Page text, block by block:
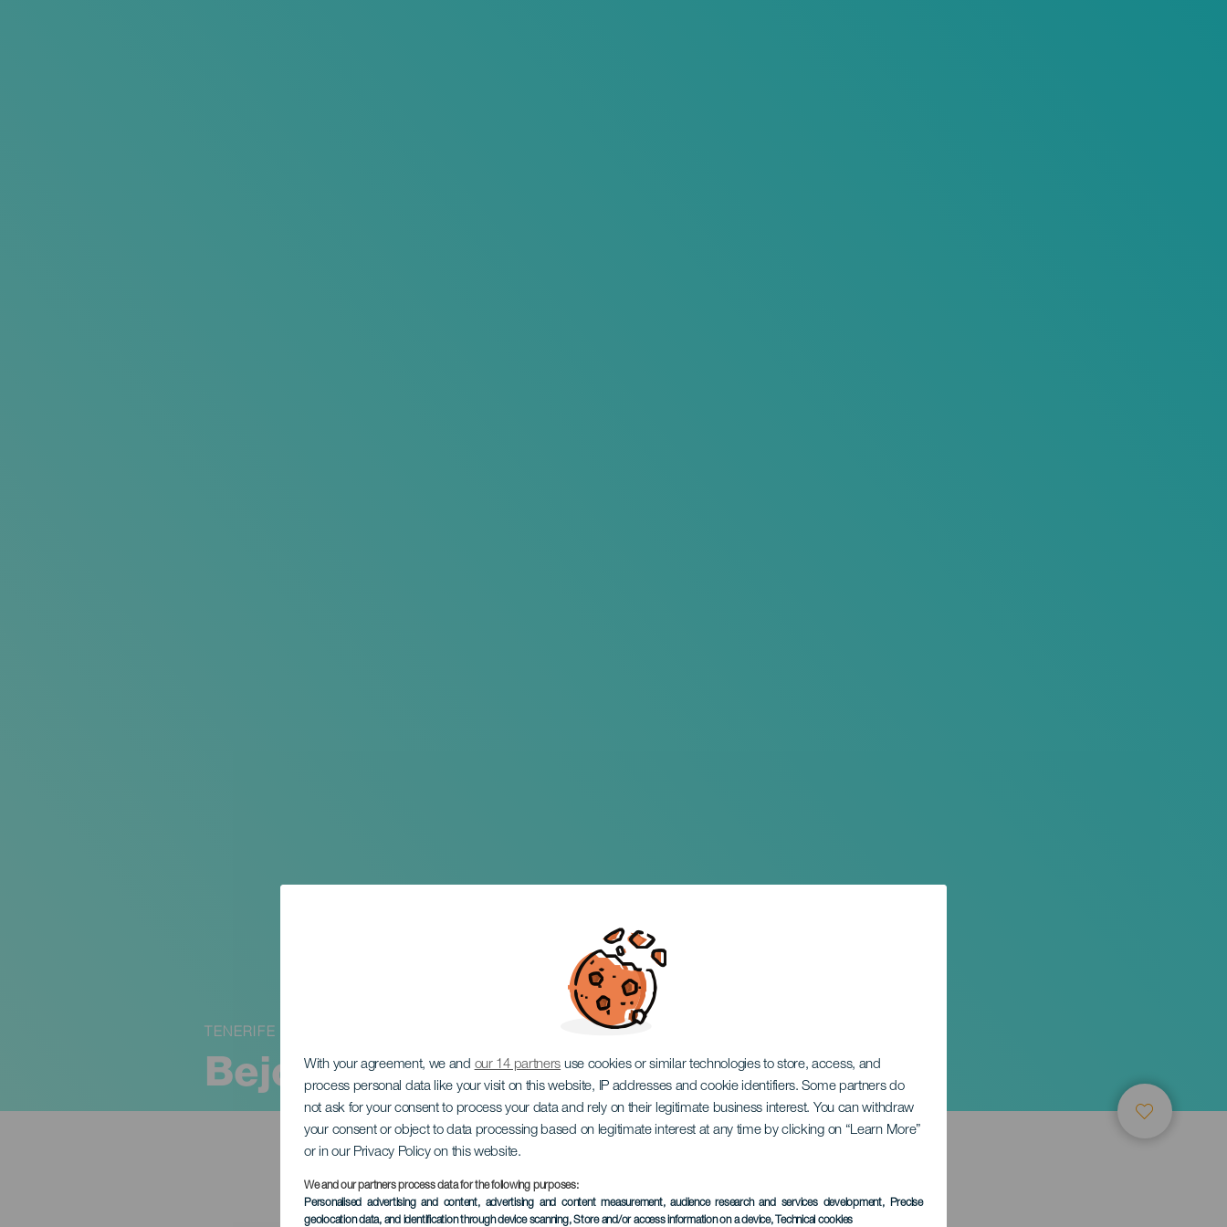
With your agreement, we and our 14 partners use cookies or similar technologies to store, access, and
process personal data like your visit on this website, IP addresses and cookie identifiers. Some partners do
not ask for your consent to process your data and rely on their legitimate business interest. You can withdraw
your consent or object to data processing based on legitimate interest at any time by clicking on “Learn More”
or in our Privacy Policy on this website.
We and our partners process data for the following purposes:
Personalised advertising and content, advertising and content measurement, audience research and services development, Precise
geolocation data, and identification through device scanning, Store and/or access information on a device, Technical cookies
Bejo im Konzert
TENERIFE
VERGANGENE VERANSTALTUNG